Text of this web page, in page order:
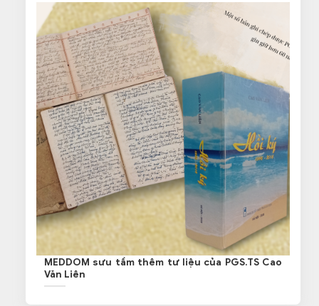
MEDDOM sưu tầm thêm tư liệu của PGS.TS Cao
Văn Liên